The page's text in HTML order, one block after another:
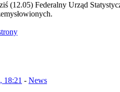
(12.05) Federalny Urząd
18:21 - News